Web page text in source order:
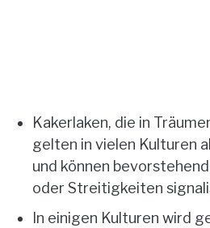
Kakerlaken, die in
gelten in vielen Kulturen
und können
oder Streitigkeiten
In einigen Kulturen wird